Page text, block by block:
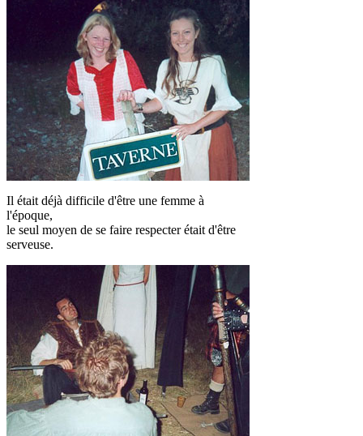
Il était déjà difficile d'être une femme à
l'époque,
le seul moyen de se faire respecter était d'être
serveuse.